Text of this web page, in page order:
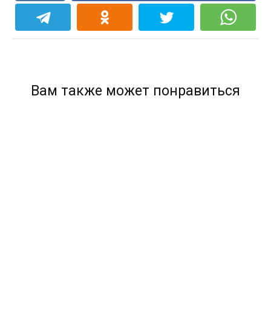
Вам также может понравиться